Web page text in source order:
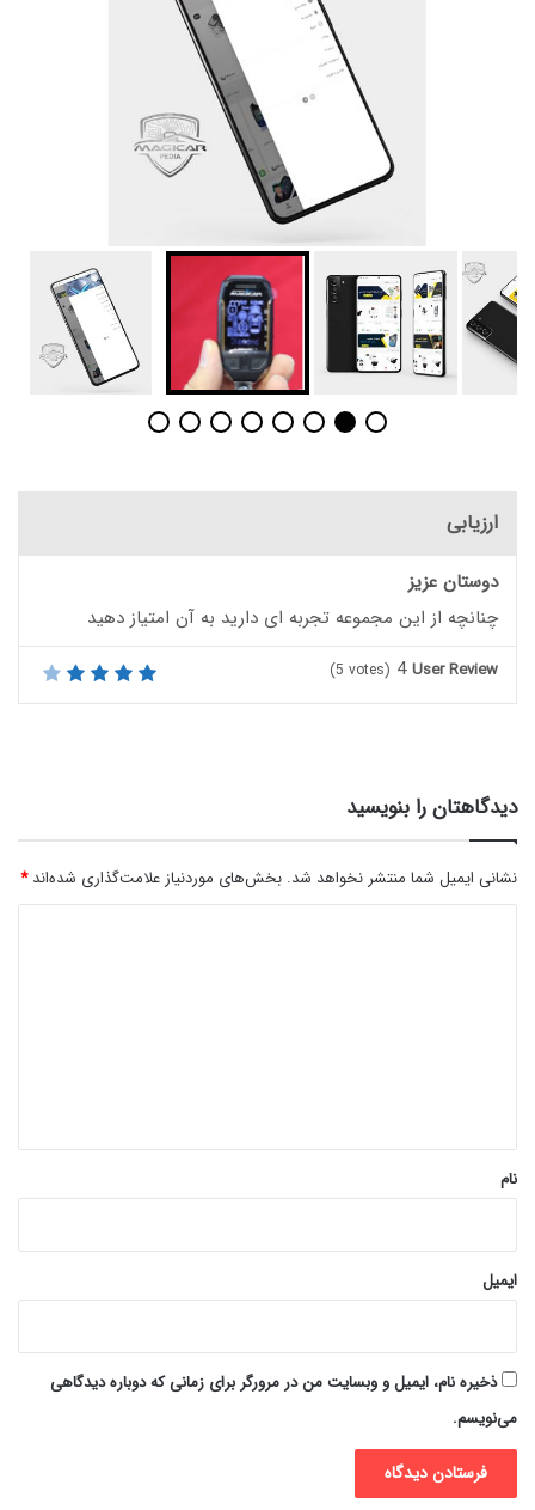
ارزیابی
دوستان عزیز
چنانچه از این مجموعه تجربه ای دارید به آن امتیاز دهید
User Review
4
(5 votes)
دیدگاهتان را بنویسید
نشانی ایمیل شما منتشر نخواهد شد. بخش‌های موردنیاز علامت‌گذاری شده‌اند*
نام
ایمیل
ذخیره نام، ایمیل و وبسایت من در مرورگر برای زمانی که دوباره دیدگاهی
می‌نویسم.